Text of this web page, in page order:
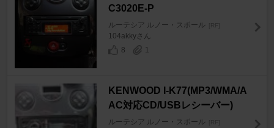
C3020E-P
ルーテシア ルノー・スポール [RF]
104akkyさん
8
1
KENWOOD I-K77(MP3/WMA/A
AC対応CD/USBレシーバー)
ルーテシア ルノー・スポール [RF]